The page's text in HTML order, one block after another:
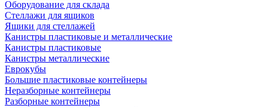
Оборудование для склада
Стеллажи для ящиков
Ящики для стеллажей
Канистры пластиковые и металлические
Канистры пластиковые
Канистры металлические
Еврокубы
Большие пластиковые контейнеры
Неразборные контейнеры
Разборные контейнеры